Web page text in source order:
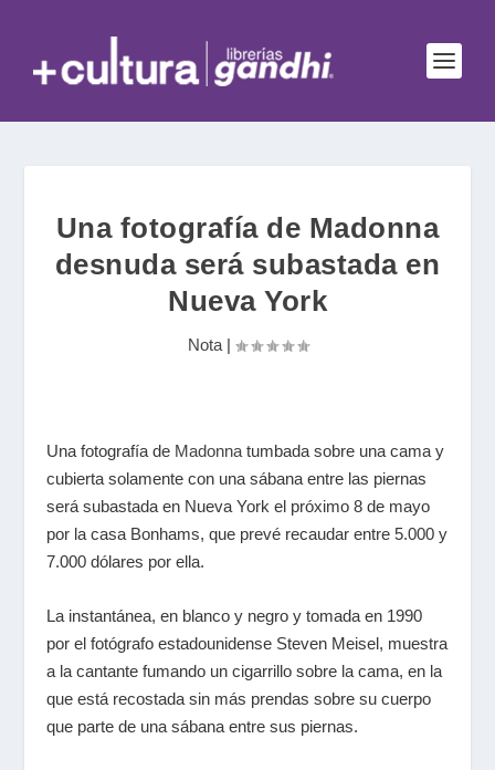
Una fotografía de Madonna
desnuda será subastada en
Nueva York
Nota|
Una fotografía de Madonna tumbada sobre una cama y
cubierta solamente con una sábana entre las piernas
será subastada en Nueva York el próximo 8 de mayo
por la casa Bonhams, que prevé recaudar entre 5.000 y
7.000 dólares por ella.
La instantánea, en blanco y negro y tomada en 1990
por el fotógrafo estadounidense Steven Meisel, muestra
a la cantante fumando un cigarrillo sobre la cama, en la
que está recostada sin más prendas sobre su cuerpo
que parte de una sábana entre sus piernas.